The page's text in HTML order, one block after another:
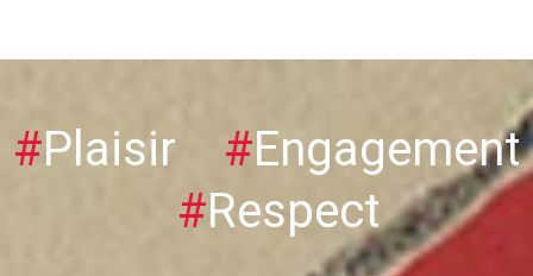
#Plaisir #Engagement
#Respect